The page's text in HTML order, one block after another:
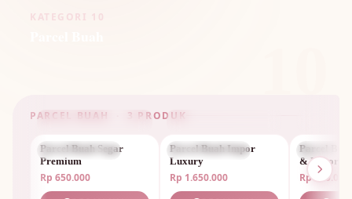
KATEGORI 10
PARCEL BUAH · 3 PRODUK
PARCEL BUAH
Parcel Buah Segar
Premium
Rp 650.000
PARCEL BUAH
Parcel Buah Impor
Luxury
Rp 1.650.000
PARCEL
Parcel
& Impor
Rp 950.000